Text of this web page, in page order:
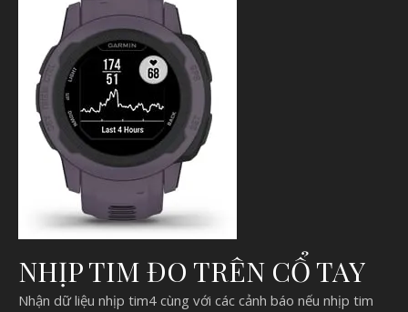
NHỊP TIM ĐO TRÊN CỔ TAY
Nhận dữ liệu nhịp tim4 cùng với các cảnh báo nếu nhịp tim